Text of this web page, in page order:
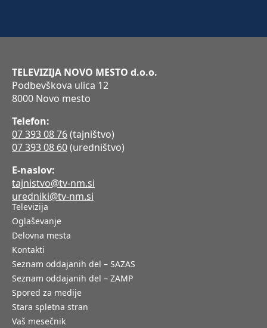
TELEVIZIJA NOVO MESTO d.o.o.
Podbevškova ulica 12
8000 Novo mesto
Telefon:
07 393 08 76(tajništvo)
07 393 08 60(uredništvo)
E-naslov:
tajnistvo@tv-nm.si
uredniki@tv-nm.si
Televizija
Oglaševanje
Delovna mesta
Kontakti
Seznam oddajanih del – SAZAS
Seznam oddajanih del – ZAMP
Spored za medije
Stara spletna stran
Vaš mesečnik